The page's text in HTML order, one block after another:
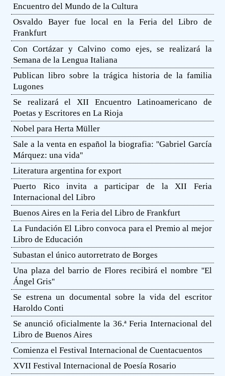
Encuentro del Mundo de la Cultura
Osvaldo Bayer fue local en la Feria del Libro de
Frankfurt
Con Cortázar y Calvino como ejes, se realizará la
Semana de la Lengua Italiana
Publican libro sobre la trágica historia de la familia
Lugones
Se realizará el XII Encuentro Latinoamericano de
Poetas y Escritores en La Rioja
Nobel para Herta Müller
Sale a la venta en español la biografia: ''Gabriel García
Márquez: una vida''
Literatura argentina for export
Puerto Rico invita a participar de la XII Feria
Internacional del Libro
Buenos Aires en la Feria del Libro de Frankfurt
La Fundación El Libro convoca para el Premio al mejor
Libro de Educación
Subastan el único autorretrato de Borges
Una plaza del barrio de Flores recibirá el nombre ''El
Ángel Gris''
Se estrena un documental sobre la vida del escritor
Haroldo Conti
Se anunció oficialmente la 36.ª Feria Internacional del
Libro de Buenos Aires
Comienza el Festival Internacional de Cuentacuentos
XVII Festival Internacional de Poesía Rosario